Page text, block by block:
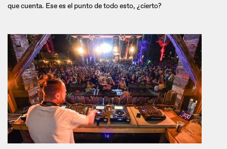
que cuenta. Ese es el punto de todo esto, ¿cierto?